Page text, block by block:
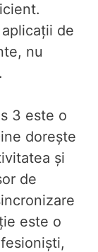
de
nu
3 este o
dorește
și
de
este o